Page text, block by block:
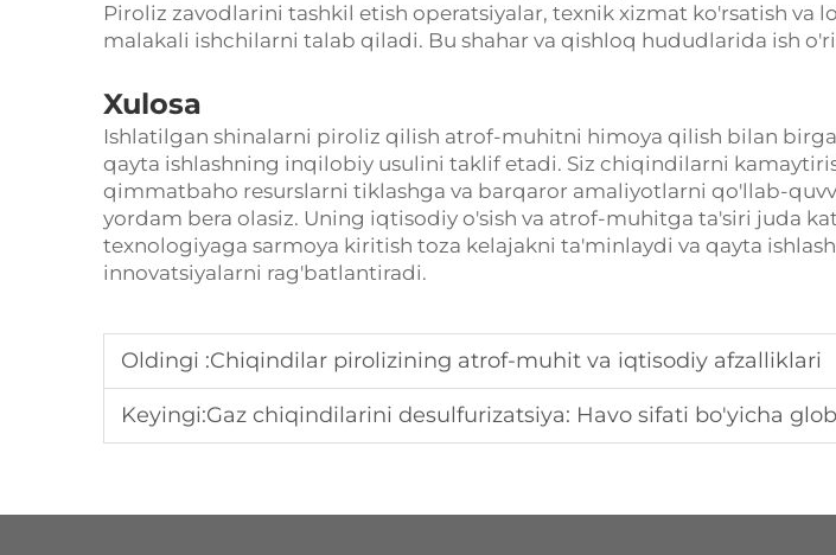
Piroliz zavodlarini tashkil etish operatsiyalar, texnik xizmat ko'rsatish va
malakali ishchilarni talab qiladi. Bu shahar va qishloq hududlarida ish
Xulosa
Ishlatilgan shinalarni piroliz qilish atrof-muhitni himoya qilish bilan
qayta ishlashning inqilobiy usulini taklif etadi. Siz chiqindilarni
qimmatbaho resurslarni tiklashga va barqaror amaliyotlarni qo'llab-
yordam bera olasiz. Uning iqtisodiy o'sish va atrof-muhitga ta'siri juda
texnologiyaga sarmoya kiritish toza kelajakni ta'minlaydi va qayta
innovatsiyalarni rag'batlantiradi.
Oldingi :Chiqindilar pirolizining atrof-muhit va iqtisodiy afzalliklari
Keyingi:Gaz chiqindilarini desulfurizatsiya: Havo sifati bo'yicha global